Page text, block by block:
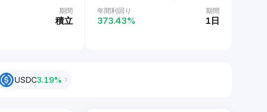
期間
積立
年間利回り
期間
373.43‎% 1日
USDC3.19‎%